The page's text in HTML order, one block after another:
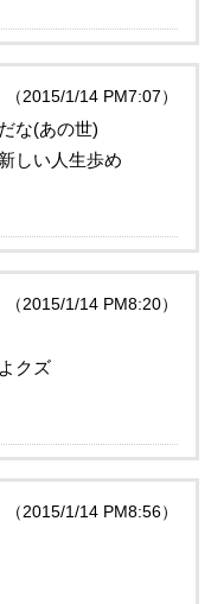
（2015/1/14 PM7:07）
な(あの世)
しい人生歩め
（2015/1/14 PM8:20）
クズ
（2015/1/14 PM8:56）